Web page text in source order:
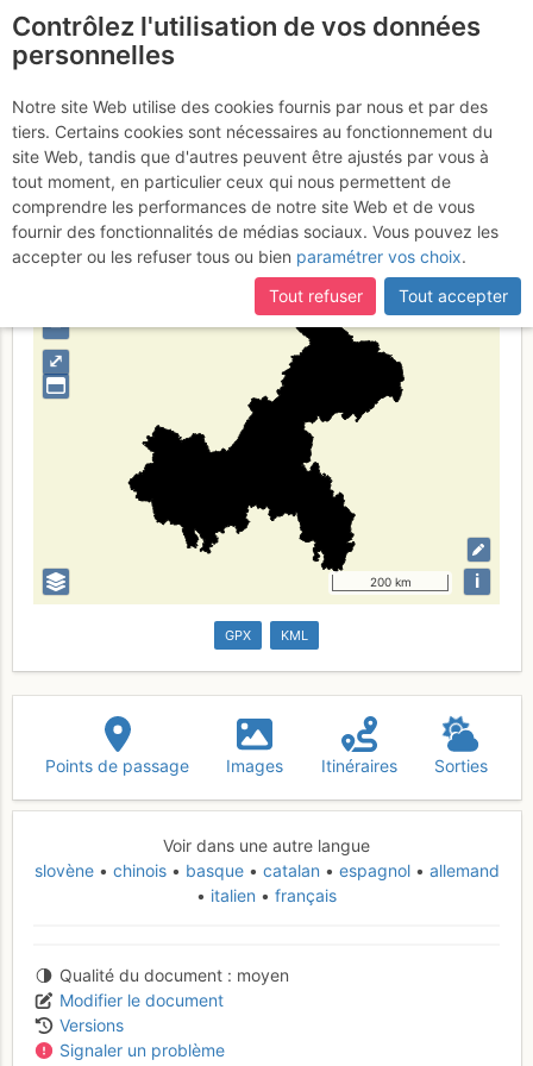
Chongqing
Type de région limite administrative
⤢
–
200 km i
GPX KML
Points de passage Images Itinéraires Sorties
Voir dans une autre langue
slovène
chinois basque catalan espagnol
allemand
italien
français
Qualité du document
moyen
Modifier le document
Versions
Signaler un problème
Contrôlez l'utilisation de vos données
personnelles
Notre site Web utilise des cookies fournis par nous et par des
tiers. Certains cookies sont nécessaires au fonctionnement du
site Web, tandis que d'autres peuvent être ajustés par vous à
tout moment, en particulier ceux qui nous permettent de
comprendre les performances de notre site Web et de vous
fournir des fonctionnalités de médias sociaux. Vous pouvez les
accepter ou les refuser tous ou bien paramétrer vos choix.
Tout refuser
Tout accepter